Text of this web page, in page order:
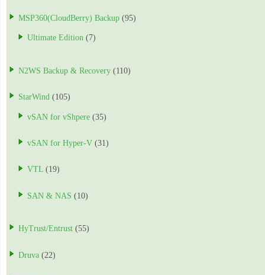
MSP360(CloudBerry) Backup (95)
Ultimate Edition (7)
N2WS Backup & Recovery (110)
StarWind (105)
vSAN for vShpere (35)
vSAN for Hyper-V (31)
VTL (19)
SAN & NAS (10)
HyTrust/Entrust (55)
Druva (22)